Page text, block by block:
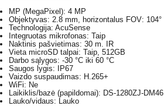
MP (MegaPixel): 4 MP
Objektyvas: 2.8 mm, horizontalus FOV: 104°
Technologija: AcuSense
Integruotas mikrofonas: Taip
Naktinis pašvietimas: 30 m. IR
Vieta microSD talpai: Taip, 512GB
Darbo sąlygos: -30 °C iki 60 °C
Saugos lygis: IP67
Vaizdo suspaudimas: H.265+
WiFi: Ne
Laikiklis/bazė (papildomai): DS-1280ZJ-DM46
Lauko/vidaus: Lauko